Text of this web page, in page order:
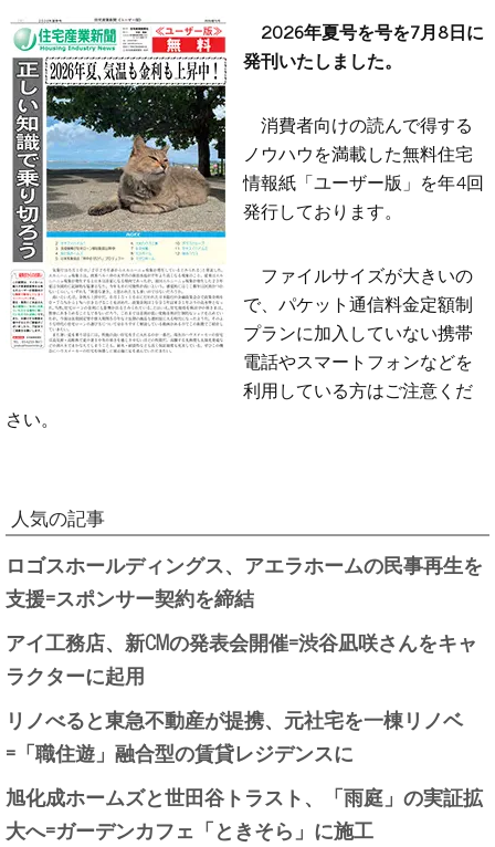
2026年夏号を号を7月8日に
発刊いたしました。
消費者向けの読んで得する
ノウハウを満載した無料住宅
情報紙「ユーザー版」を年4回
発行しております。
ファイルサイズが大きいの
で、パケット通信料金定額制
プランに加入していない携帯
電話やスマートフォンなどを
利用している方はご注意くだ
さい。
人気の記事
ロゴスホールディングス、アエラホームの民事再生を
支援=スポンサー契約を締結
アイ工務店、新CMの発表会開催=渋谷凪咲さんをキャ
ラクターに起用
リノべると東急不動産が提携、元社宅を一棟リノベ
=「職住遊」融合型の賃貸レジデンスに
旭化成ホームズと世田谷トラスト、「雨庭」の実証拡
大へ=ガーデンカフェ「ときそら」に施工